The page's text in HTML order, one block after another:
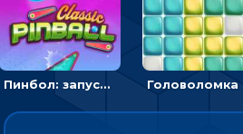
Пинбол: запускать шарик, чтобы выбивать очки